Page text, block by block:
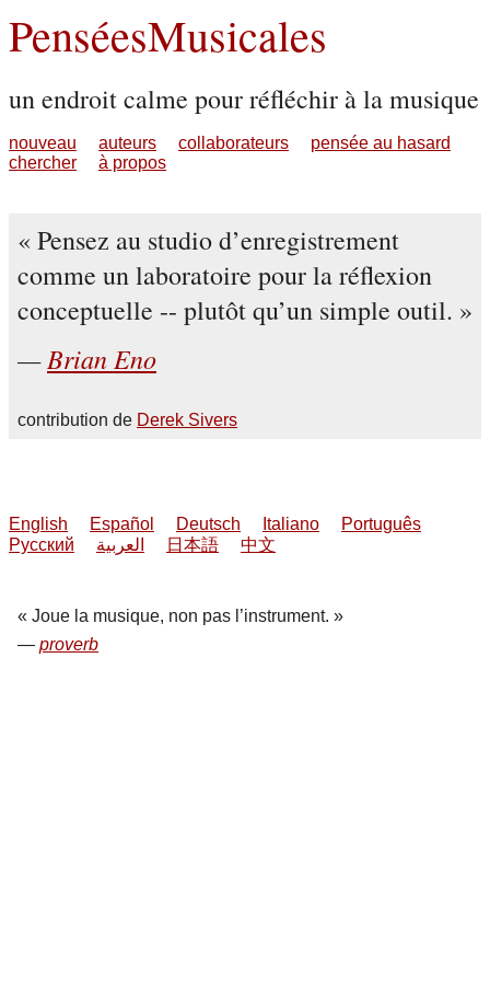
PenséesMusicales
un endroit calme pour réfléchir à la musique
nouveau auteurs collaborateurs
pensée au hasard
chercher
à propos
Pensez au studio d’enregistrement
comme un laboratoire pour la réflexion
conceptuelle -- plutôt qu’un simple outil.
Brian Eno
contribution de Derek Sivers
English Español Deutsch Italiano
Português
Русский
العربية 日本語 中文
Joue la musique, non pas l’instrument.
proverb